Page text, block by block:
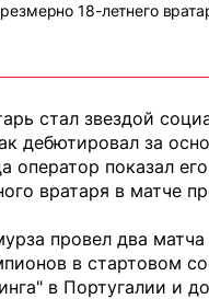
18-летнего
стал звездой
дебютировал за
оператор показал
вратаря в матче
провел два
в стартовом
в Португалии и